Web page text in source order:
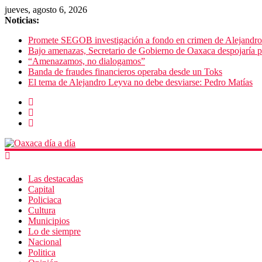
jueves, agosto 6, 2026
Noticias:
Promete SEGOB investigación a fondo en crimen de
Bajo amenazas, Secretario de Gobierno de Oaxaca despojaría
“Amenazamos, no dialogamos”
Banda de fraudes financieros operaba desde un Toks
El tema de Alejandro Leyva no debe desviarse: Pedro Matías
Las destacadas
Capital
Policiaca
Cultura
Municipios
Lo de siempre
Nacional
Politica